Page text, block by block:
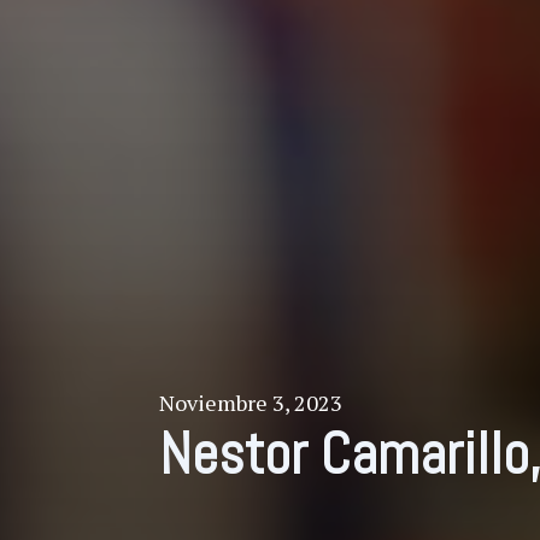
Noviembre 3, 2023
Nestor